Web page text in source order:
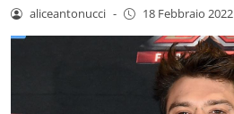
aliceantonucci - 18 Febbraio 2022